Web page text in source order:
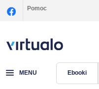
Pomoc
MENU Ebooki